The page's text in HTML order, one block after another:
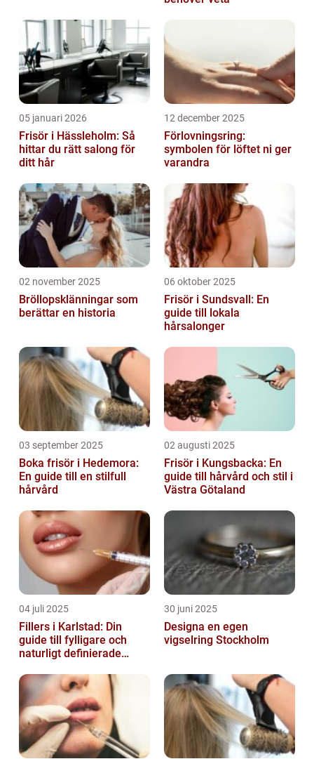
05 januari 2026
Frisör i Hässleholm: Så
hittar du rätt salong för
ditt hår
12 december 2025
Förlovningsring:
symbolen för löftet ni ger
varandra
02 november 2025
Bröllopsklänningar som
berättar en historia
06 oktober 2025
Frisör i Sundsvall: En
guide till lokala
hårsalonger
03 september 2025
Boka frisör i Hedemora:
En guide till en stilfull
hårvård
02 augusti 2025
Frisör i Kungsbacka: En
guide till hårvård och stil i
Västra Götaland
04 juli 2025
Fillers i Karlstad: Din
guide till fylligare och
naturligt definierade
30 juni 2025
Designa en egen
vigselring Stockholm